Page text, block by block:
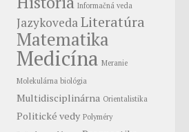
Informačná veda
JazykovedaLiteratúra
Matematika
Medicína Meranie
Molekulárna biológia
Multidisciplinárna Orientalistika
Politické vedy Polyméry